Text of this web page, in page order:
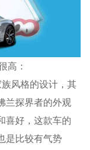
高：
风格的设计，其
兰探界者的外观
喜好，这款车的
是比较有气势